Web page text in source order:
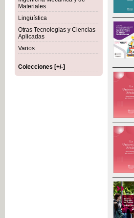
Materiales
Lingüística
Otras Tecnologías y Ciencias
Aplicadas
Varios
Colecciones [+/-]